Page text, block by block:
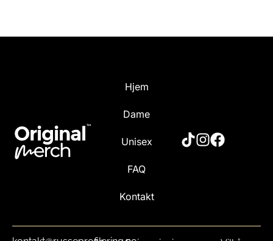
Hjem
Dame
Unisex
FAQ
Kontakt